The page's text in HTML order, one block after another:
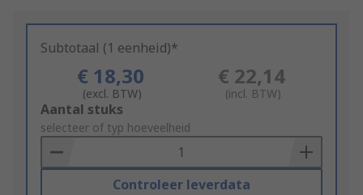
Subtotaal (1 eenheid)*
€ 18,30
(excl. BTW)
€ 22,14
(incl. BTW)
Add
to
Basket
Aantal stuks
selecteer of typ hoeveelheid
Controleer leverdata